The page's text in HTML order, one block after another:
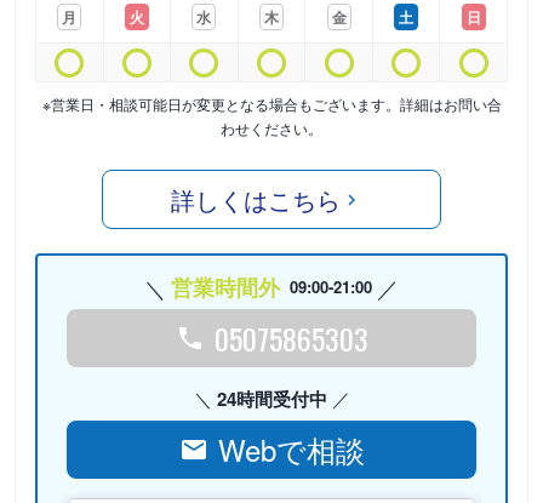
月
火
水
木
金
土
日
※営業日・相談可能日が変更となる場合もございます。詳細はお問い合
わせください。
詳しくはこちら
営業時間外 09:00-21:00
05075865303
24時間受付中
Webで相談